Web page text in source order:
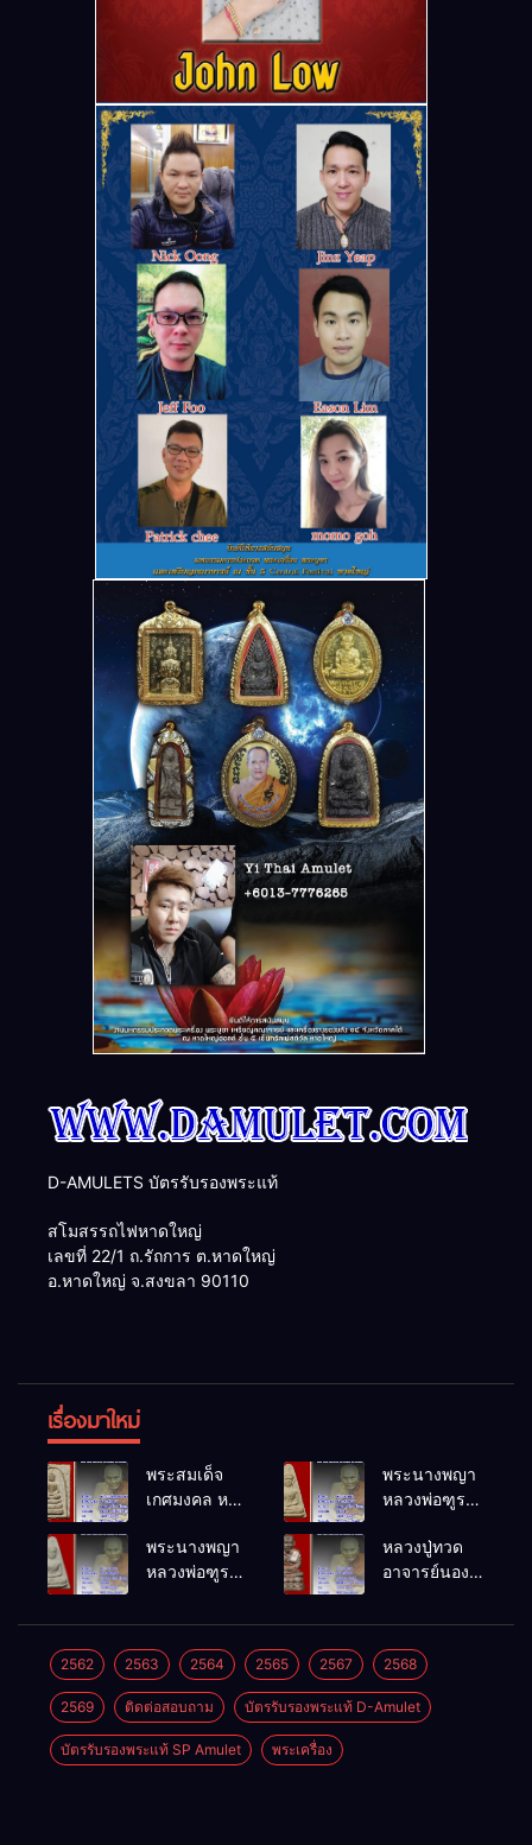
D-AMULETS บัตรรับรองพระแท้
สโมสรรถไฟหาดใหญ่
เลขที่ 22/1 ถ.รัถการ ต.หาดใหญ่
อ.หาดใหญ่ จ.สงขลา 90110
เรื่องมาใหม่
พระสมเด็จ
เกศมงคล หล
โพธิ์นิมิตร
พ.ศ.2512
พระนางพญา
หลวงพ่อฑูรย์
พ.ศ.2512
พระนางพญา
หลวงพ่อฑูรย์
พ.ศ.2512
หลวงปู่ทวด
อาจารย์นอง
พ.ศ.2541
2562 2563 2564 2565 2567 2568
2569 ติดต่อสอบถาม บัตรรับรองพระแท้ D-Amulet
บัตรรับรองพระแท้ SP Amulet พระเครื่อง